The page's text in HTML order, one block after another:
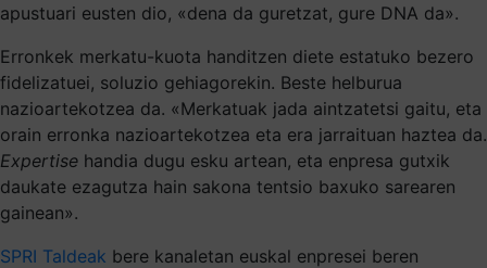
apustuari eusten dio, «dena da guretzat, gure DNA da».
Erronkek merkatu-kuota handitzen diete estatuko bezero
fidelizatuei, soluzio gehiagorekin. Beste helburua
nazioartekotzea da. «Merkatuak jada aintzatetsi gaitu, eta
orain erronka nazioartekotzea eta era jarraituan haztea da.
Expertise handia dugu esku artean, eta enpresa gutxik
daukate ezagutza hain sakona tentsio baxuko sarearen
gainean».
SPRI Taldeak bere kanaletan euskal enpresei beren